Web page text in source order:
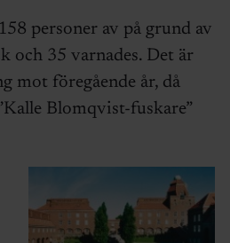
personer av på grund av
och 35 varnades. Det är
mot föregående år, då
Blomqvist-fuskare”